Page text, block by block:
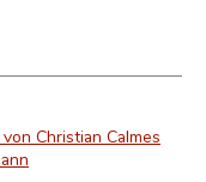
Christian Calmes